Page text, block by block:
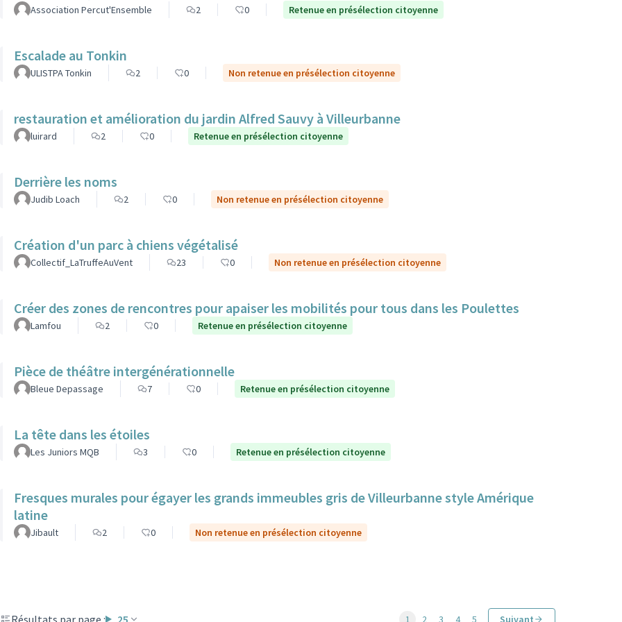
Association Percut'Ensemble 2 0 Retenue en présélection citoyenne
Escalade au Tonkin
ULISTPA Tonkin 2 0 Non retenue en présélection citoyenne
restauration et amélioration du jardin Alfred Sauvy à Villeurbanne
luirard 2 0 Retenue en présélection citoyenne
Derrière les noms
Judib Loach 2 0 Non retenue en présélection citoyenne
Création d'un parc à chiens végétalisé
Collectif_LaTruffeAuVent 23 0 Non retenue en présélection citoyenne
Créer des zones de rencontres pour apaiser les mobilités pour tous dans les Poulettes
Lamfou 2 0 Retenue en présélection citoyenne
Pièce de théâtre intergénérationnelle
Bleue Depassage 7 0 Retenue en présélection citoyenne
La tête dans les étoiles
Les Juniors MQB 3 0 Retenue en présélection citoyenne
Fresques murales pour égayer les grands immeubles gris de Villeurbanne style Amérique
latine
Jibault 2 0 Non retenue en présélection citoyenne
Résultats par page : 25 1 2 3 4 5 Suivant